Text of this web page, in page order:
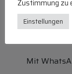
Mit
Zustimmung zu
Einstellungen